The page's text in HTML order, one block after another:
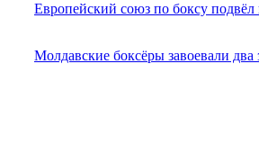
Европейский союз по боксу подвёл
Молдавские боксёры завоевали два